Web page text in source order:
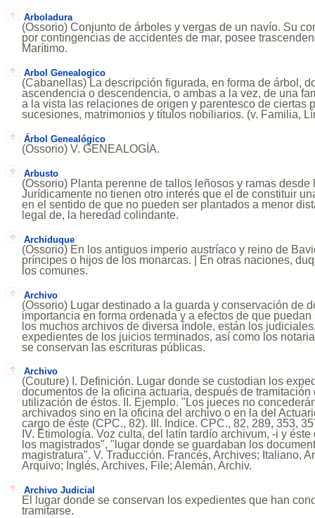
Arboladura
(Ossorio) Conjunto de árboles y vergas de un navío. Su
por contingencias de accidentes de mar, posee
Marítimo.
Arbol Genealogico
(Cabanellas) La descripción figurada, en forma de árbol,
ascendencia o descendencia, o ambas a la vez, de una
a la vista las relaciones de origen y parentesco de ciertas
sucesiones, matrimonios y títulos nobiliarios. (v. Familia,
Árbol Genealógico
(Ossorio) V. GENEALOGÍA.
Arbusto
(Ossorio) Planta perenne de tallos leñosos y ramas desde
Jurídicamente no tienen otro interés que el de constituir
en el sentido de que no pueden ser plantados a menor
legal de, la heredad colindante.
Archiduque
(Ossorio) En los antiguos imperio austríaco y reino de
príncipes o hijos de los monarcas. | En otras naciones,
los comunes.
Archivo
(Ossorio) Lugar destinado a la guarda y conservación de
importancia en forma ordenada y a efectos de que
los muchos archivos de diversa índole, están los
expedientes de los juicios terminados, así como los
se conservan las escrituras públicas.
Archivo
(Couture) I. Definición. Lugar donde se custodian los
documentos de la oficina actuaria, después de
utilización de éstos. II. Ejemplo. "Los jueces no
archivados sino en la oficina del archivo o en la del
cargo de éste (CPC., 82). III. Indice. CPC., 82, 289, 353,
IV. Etimología. Voz culta, del latín tardío archivum, -i y
los magistrados", "lugar donde se guardaban los
magistratura". V. Traducción. Francés, Archives; Italiano,
Arquivo; Inglés, Archives, File; Alemán, Archiv.
Archivo Judicial
El lugar donde se conservan los expedientes que han
tramitarse.